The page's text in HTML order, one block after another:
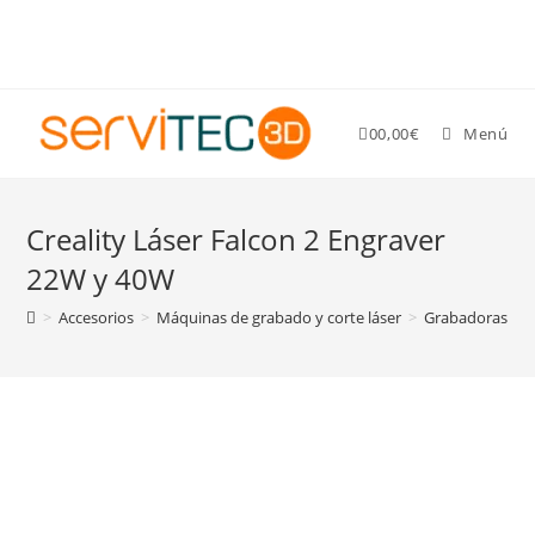
00,00€ Menú
Creality Láser Falcon 2 Engraver
22W y 40W
> Accesorios > Máquinas de grabado y corte láser > Grabadoras y